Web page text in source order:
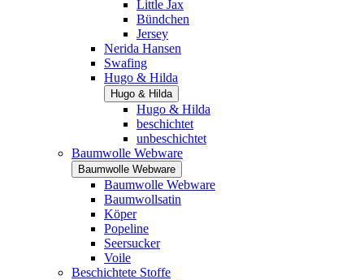
Little Jax
Bündchen
Jersey
Nerida Hansen
Swafing
Hugo & Hilda
Hugo & Hilda
Hugo & Hilda
beschichtet
unbeschichtet
Baumwolle Webware
Baumwolle Webware
Baumwolle Webware
Baumwollsatin
Köper
Popeline
Seersucker
Voile
Beschichtete Stoffe